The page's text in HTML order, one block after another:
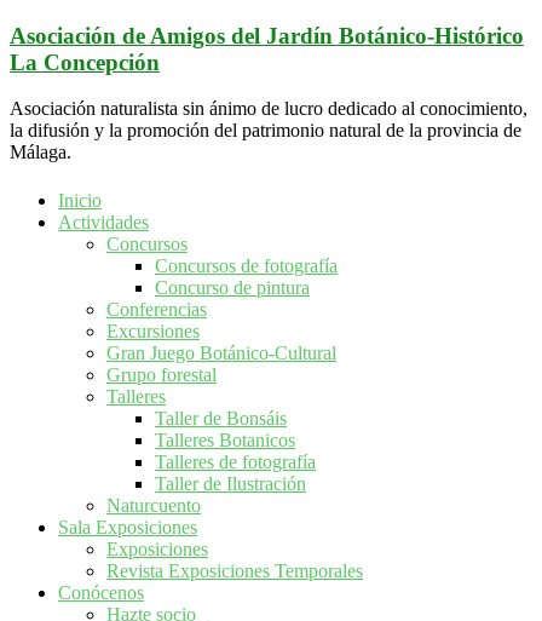
Saltar
al
contenido
Asociación de Amigos del Jardín Botánico-Histórico
La Concepción
Asociación naturalista sin ánimo de lucro dedicado al conocimiento,
la difusión y la promoción del patrimonio natural de la provincia de
Málaga.
Inicio
Actividades
Concursos
Concursos de fotografía
Concurso de pintura
Conferencias
Excursiones
Gran Juego Botánico-Cultural
Grupo forestal
Talleres
Taller de Bonsáis
Talleres Botanicos
Talleres de fotografía
Taller de Ilustración
Naturcuento
Sala Exposiciones
Exposiciones
Revista Exposiciones Temporales
Conócenos
Hazte socio